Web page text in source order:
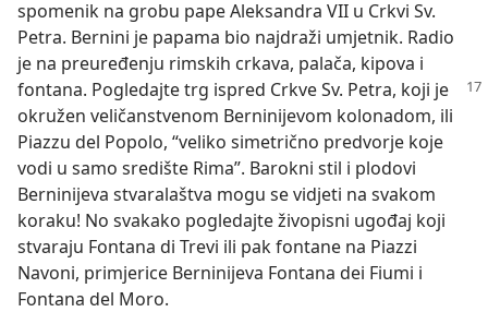
spomenik na grobu pape Aleksandra VII u Crkvi Sv.
Petra. Bernini je papama bio najdraži umjetnik. Radio
je na preuređenju rimskih crkava, palača, kipova i
fontana. Pogledajtetrg ispred Crkve Sv. Petra, koji je
okružen veličanstvenom Berninijevom kolonadom, ili
Piazzu del Popolo, “veliko simetrično predvorje koje
vodi u samo središte Rima”. Barokni stil i plodovi
Berninijeva stvaralaštva mogu se vidjeti na svakom
koraku! No svakako pogledajte živopisni ugođaj koji
stvaraju Fontana di Trevi ili pak fontane na Piazzi
Navoni, primjerice Berninijeva Fontana dei Fiumi i
Fontana del Moro.